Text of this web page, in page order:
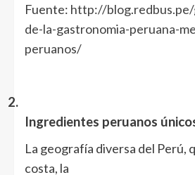
Fuente: http://
de-la-gastronomia-peruana-
peruanos/
2.
Ingredientes peruanos
La geografía diversa del Perú,
costa, la